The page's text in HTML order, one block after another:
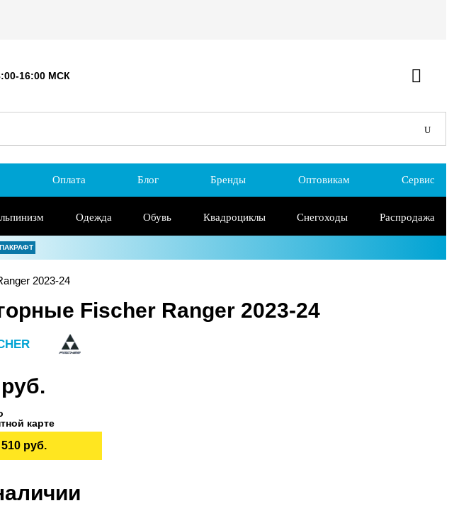
16:00 МСК
Оплата Блог Бренды Оптовикам Сервис
Одежда Обувь Квадроциклы Снегоходы Распродажа
2023-24
Fischer Ranger 2023-24
карте
руб.